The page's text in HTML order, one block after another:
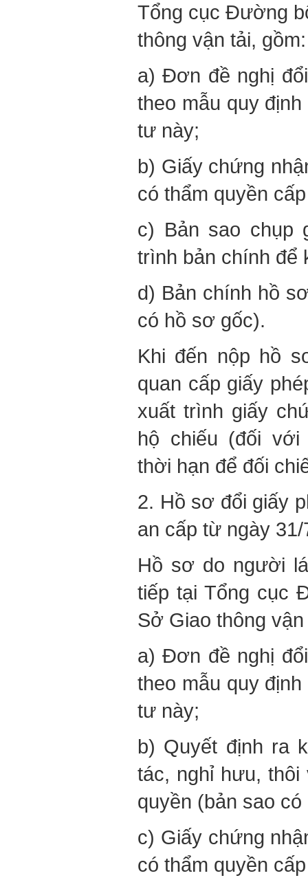
Tổng cục Đường
thông vận tải, gồm:
a) Đơn đề nghị
theo mẫu quy
tư này;
b) Giấy chứng
có thẩm quyền
c) Bản sao chụp
trình bản chính để
d) Bản chính hồ
có hồ sơ gốc).
Khi đến nộp hồ
quan cấp giấy
xuất trình giấy
hộ chiếu (đối
thời hạn để đối
2. Hồ sơ đổi giấy
an cấp từ ngày
Hồ sơ do người
tiếp tại Tổng cục
Sở Giao thông
a) Đơn đề nghị
theo mẫu quy
tư này;
b) Quyết định ra
tác, nghỉ hưu,
quyền (bản sao
c) Giấy chứng
có thẩm quyền